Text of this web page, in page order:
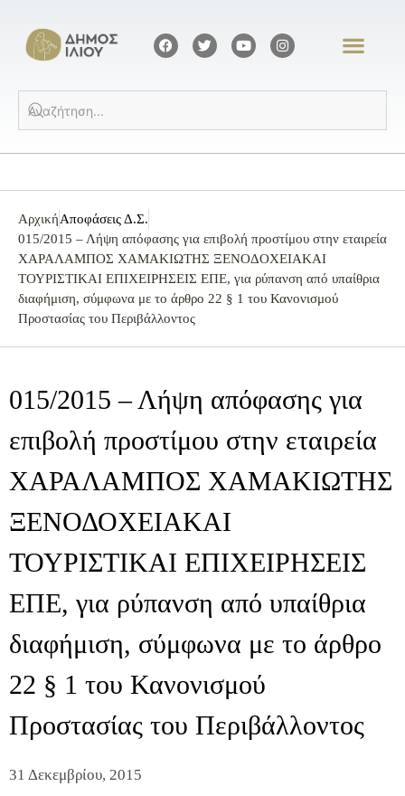
ΑρχικήΑποφάσεις Δ.Σ.
015/2015 – Λήψη απόφασης για επιβολή προστίμου στην εταιρεία
ΧΑΡΑΛΑΜΠΟΣ ΧΑΜΑΚΙΩΤΗΣ ΞΕΝΟΔΟΧΕΙΑΚΑΙ
ΤΟΥΡΙΣΤΙΚΑΙ ΕΠΙΧΕΙΡΗΣΕΙΣ ΕΠΕ, για ρύπανση από υπαίθρια
διαφήμιση, σύμφωνα με το άρθρο 22 § 1 του Κανονισμού
Προστασίας του Περιβάλλοντος
015/2015 – Λήψη απόφασης για
επιβολή προστίμου στην εταιρεία
ΧΑΡΑΛΑΜΠΟΣ ΧΑΜΑΚΙΩΤΗΣ
ΞΕΝΟΔΟΧΕΙΑΚΑΙ
ΤΟΥΡΙΣΤΙΚΑΙ ΕΠΙΧΕΙΡΗΣΕΙΣ
ΕΠΕ, για ρύπανση από υπαίθρια
διαφήμιση, σύμφωνα με το άρθρο
22 § 1 του Κανονισμού
Προστασίας του Περιβάλλοντος
31 Δεκεμβρίου, 2015